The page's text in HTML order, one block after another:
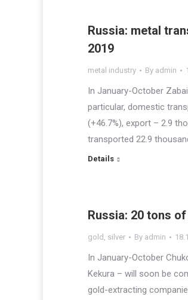
Russia: metal
2019
metal industry By admin
In January-October
particular, domestic
(+46.7%), export – 2.9
transported 22.9
Details
Russia: 20 tons
gold , silver By admin
In January-October
Kekura – will soon be
gold-extracting